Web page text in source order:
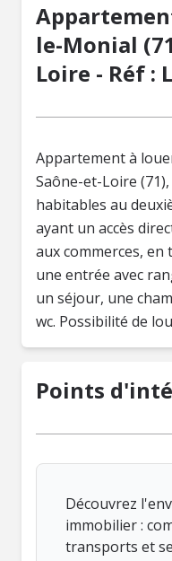
le-Monial
Loire - Réf :
Appartement à
Saône-et-Loire
habitables au
ayant un accès
aux commerces,
une entrée avec
un séjour, une
wc. Possibilité de
Points
Découvrez
immobilier :
transports et